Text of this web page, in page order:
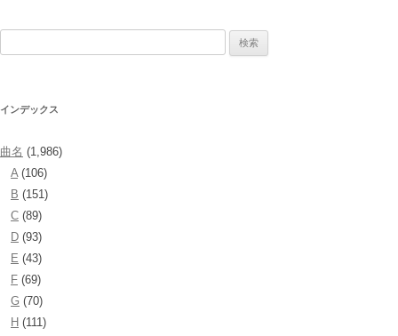
インデックス
曲名 (1,986)
A(106)
B (151)
C (89)
D (93)
E (43)
F (69)
G (70)
H (111)